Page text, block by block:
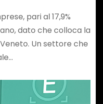
pari al 17,9%
dato che colloca la
Un settore che